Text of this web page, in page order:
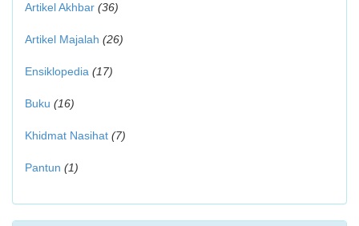
Artikel Akhbar (36)
Artikel Majalah (26)
Ensiklopedia (17)
Buku (16)
Khidmat Nasihat (7)
Pantun (1)